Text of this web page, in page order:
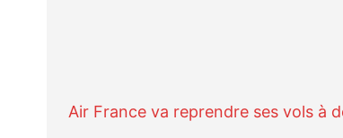
Air France va reprendre ses vols à